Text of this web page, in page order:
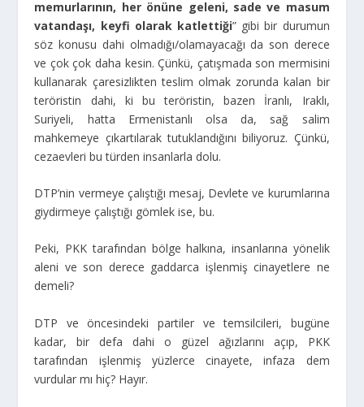
memurlarının, her önüne geleni, sade ve masum
vatandaşı, keyfi olarak katlettiği” gibi bir durumun
söz konusu dahi olmadığı/olamayacağı da son derece
ve çok çok daha kesin. Çünkü, çatışmada son mermisini
kullanarak çaresizlikten teslim olmak zorunda kalan bir
teröristin dahi, ki bu teröristin, bazen İranlı, Iraklı,
Suriyeli, hatta Ermenistanlı olsa da, sağ salim
mahkemeye çıkartılarak tutuklandığını biliyoruz. Çünkü,
cezaevleri bu türden insanlarla dolu.
DTP’nin vermeye çalıştığı mesaj, Devlete ve kurumlarına
giydirmeye çalıştığı gömlek ise, bu.
Peki, PKK tarafından bölge halkına, insanlarına yönelik
aleni ve son derece gaddarca işlenmiş cinayetlere ne
demeli?
DTP ve öncesindeki partiler ve temsilcileri, bugüne
kadar, bir defa dahi o güzel ağızlarını açıp, PKK
tarafından işlenmiş yüzlerce cinayete, infaza dem
vurdular mı hiç? Hayır.